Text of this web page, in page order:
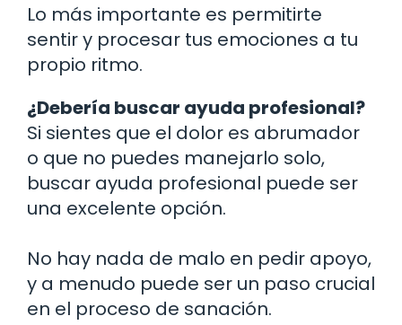
Lo más importante es permitirte
sentir y procesar tus emociones a tu
propio ritmo.
¿Debería buscar ayuda profesional?
Si sientes que el dolor es abrumador
o que no puedes manejarlo solo,
buscar ayuda profesional puede ser
una excelente opción.
No hay nada de malo en pedir apoyo,
y a menudo puede ser un paso crucial
en el proceso de sanación.